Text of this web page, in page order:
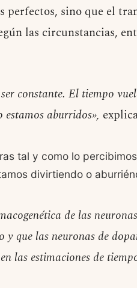
perfectos, sino que el
las circunstancias,
constante. El tiempo
aburridos»,
tal y como lo
divirtiendo o
de las
y que las neuronas de
las estimaciones de